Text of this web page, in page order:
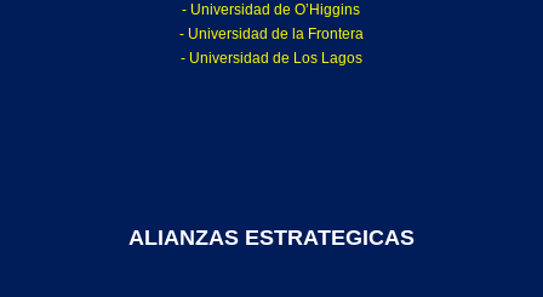
- Universidad de O’Higgins
- Universidad de la Frontera
- Universidad de Los Lagos
ALIANZAS ESTRATEGICAS